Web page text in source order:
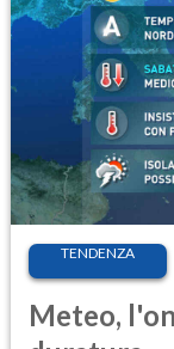
TENDENZA
Meteo,